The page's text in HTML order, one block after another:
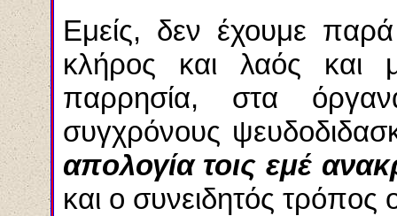
Εμείς, δεν έχουμε
κλήρος και λαός και
παρρησία, στα
συγχρόνους
απολογία τοις εμέ
και ο συνειδητός τρόπος